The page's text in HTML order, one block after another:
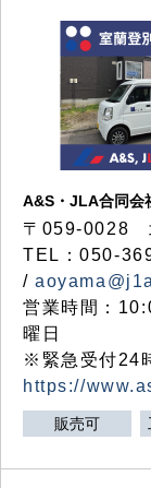
A&S・JLA合同会
〒 059-0028
TEL：050-
/
営業時間：
曜日
※緊急受付24
https://
販売可